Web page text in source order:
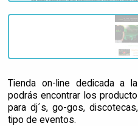
Tienda on-line dedicada a
podrás encontrar los
para dj´s, go-gos,
tipo de eventos.